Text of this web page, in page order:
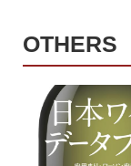
OTHERS